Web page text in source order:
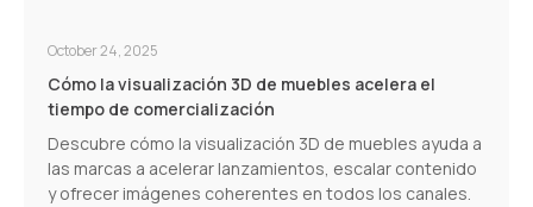
October 24, 2025
Cómo la visualización 3D de muebles acelera el
tiempo de comercialización
Descubre cómo la visualización 3D de muebles ayuda a
las marcas a acelerar lanzamientos, escalar contenido
y ofrecer imágenes coherentes en todos los canales.